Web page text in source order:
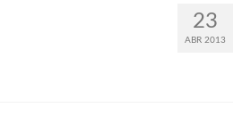
23
ABR 2013